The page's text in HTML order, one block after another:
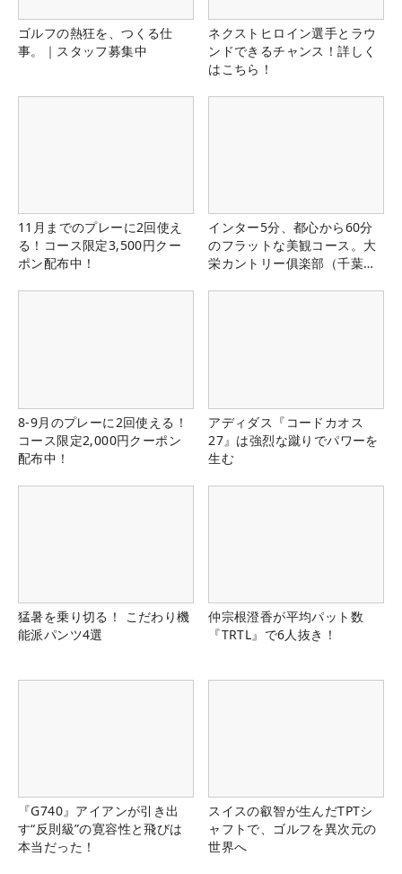
ゴルフの熱狂を、つくる仕
事。｜スタッフ募集中
ネクストヒロイン選手とラウ
ンドできるチャンス！詳しく
はこちら！
11月までのプレーに2回使え
る！コース限定3,500円クー
ポン配布中！
インター5分、都心から60分
のフラットな美観コース。大
栄カントリー俱楽部（千葉
8-9月のプレーに2回使える！
コース限定2,000円クーポン
配布中！
アディダス『コードカオス
27』は強烈な蹴りでパワーを
生む
猛暑を乗り切る！ こだわり機
能派パンツ4選
仲宗根澄香が平均パット数
『TRTL』で6人抜き！
『G740』アイアンが引き出
す“反則級”の寛容性と飛びは
本当だった！
スイスの叡智が生んだTPTシ
ャフトで、ゴルフを異次元の
世界へ